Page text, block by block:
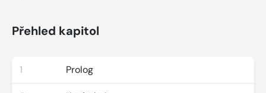
Přehled kapitol
1 Prolog